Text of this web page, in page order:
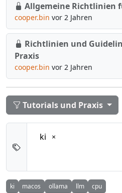
Allgemeine Richtlinien
cooper.bin vor 2 Jahren
Richtlinien und
Praxis
cooper.bin vor 2 Jahren
Tutorials und Praxis
ki
ki macos ollama llm cpu